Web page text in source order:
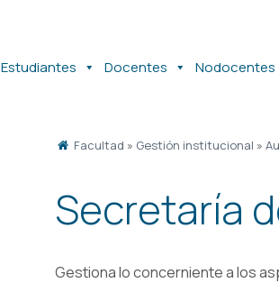
Estudiantes Docentes Nodocentes
Facultad » Gestión institucional »
Secretaría
Gestiona lo concerniente a los